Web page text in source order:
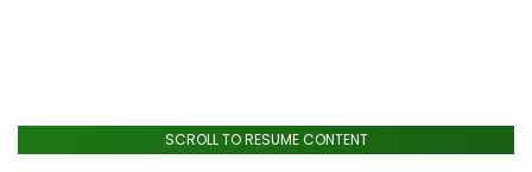
SCROLL TO RESUME CONTENT